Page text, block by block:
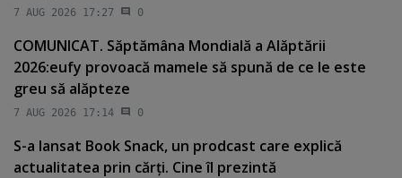
7 AUG 2026 17:27 0
COMUNICAT. Săptămâna Mondială a Alăptării
2026:eufy provoacă mamele să spună de ce le este
greu să alăpteze
7 AUG 2026 17:14 0
S-a lansat Book Snack, un prodcast care explică
actualitatea prin cărţi. Cine îl prezintă